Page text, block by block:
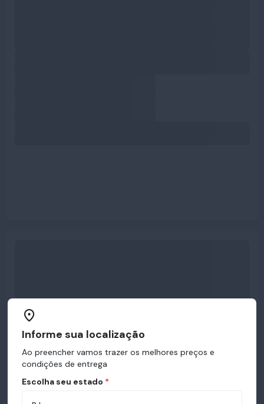
Informe sua localização
Ao preencher vamos trazer os melhores preços e
condições de entrega
Escolha seu estado *